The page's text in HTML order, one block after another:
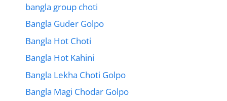
bangla group choti
Bangla Guder Golpo
Bangla Hot Choti
Bangla Hot Kahini
Bangla Lekha Choti Golpo
Bangla Magi Chodar Golpo